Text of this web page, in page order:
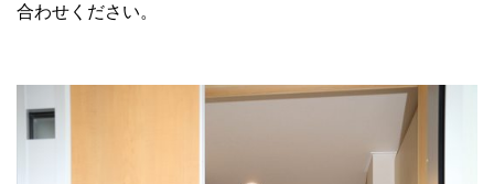
合わせください。